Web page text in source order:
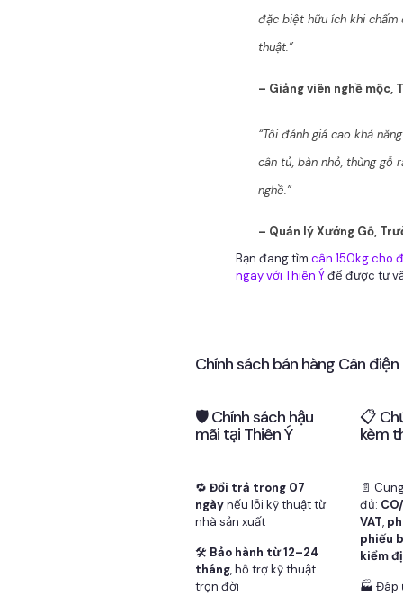
đặc biệt hữu ích khi
thuật.”
– Giảng viên nghề mộc,
“Tôi đánh giá cao khả
cân tủ, bàn nhỏ, thùng
nghề.”
– Quản lý Xưởng Gỗ,
Bạn đang tìm cân 150kg cho
ngay với Thiên Ýđể được tư
Chính sách bán hàng Cân
🛡 Chính sách hậu
mãi tại Thiên Ý
🔁 Đổi trả trong 07
ngàynếu lỗi kỹ thuật từ
nhà sản xuất
🛠 Bảo hành từ 12–24
tháng, hỗ trợ kỹ thuật
trọn đời
📋
kèm
📄
đủ:
VAT,
phiếu
kiểm
🏭 Đáp